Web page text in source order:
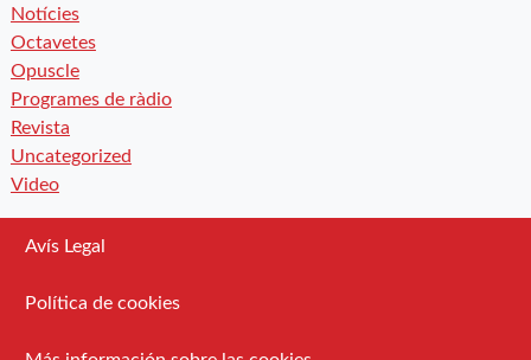
Notícies
Octavetes
Opuscle
Programes de ràdio
Revista
Uncategorized
Video
Avís Legal
Política de cookies